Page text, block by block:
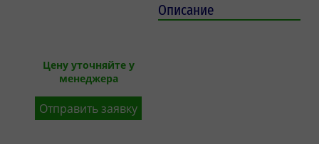
Цену уточняйте у
менеджера
Отправить заявку
Описание